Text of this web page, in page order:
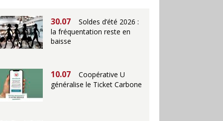
30.07
Soldes d’été 2026 :
la fréquentation reste en
baisse
10.07
Coopérative U
généralise le Ticket Carbone